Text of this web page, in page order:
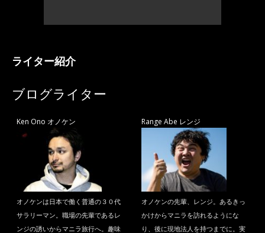
ライター紹介
ブログライター
Ken Ono オノケン
オノケンは日本で働く普通の３０代
サラリーマン。職場の先輩であるレ
ンジの誘いからマニラ旅行へ。趣味
Range Abe レンジ
オノケンの先輩、レンジ。あるきっ
かけからマニラを訪れるようにな
り、後に現地法人を持つまでに。実